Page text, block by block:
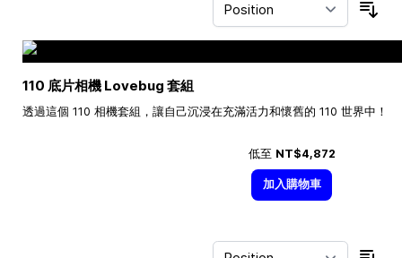
110 底片相機 Lovebug 套組
透過這個 110 相機套組，讓自己沉浸在充滿活力和懷舊的 110 世界中！
低至 NT$4,872
加入購物車